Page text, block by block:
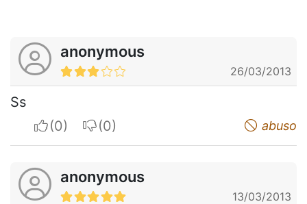
anonymous
26/03/2013
Ss
I apreciateI do not appreciate abuso
anonymous
13/03/2013